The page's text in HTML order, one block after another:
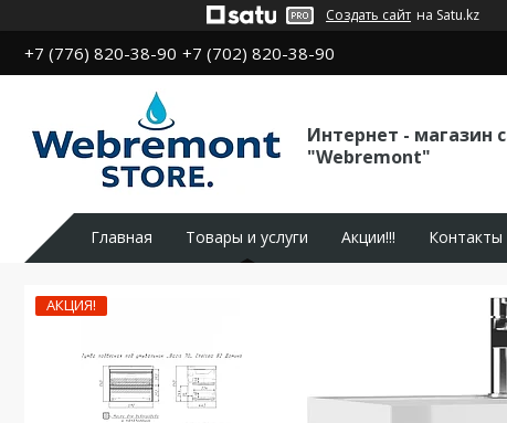
Создать сайт на Satu.kz
+7 (776) 820-38-90 +7 (702) 820-38-90
Интернет - магазин
"Webremont"
Главная Товары и услуги Акции!!! Контакты
АКЦИЯ!